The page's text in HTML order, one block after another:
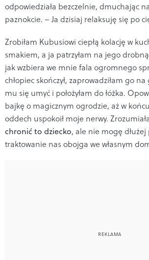
odpowiedziała bezczelnie, dmuchając
paznokcie. – Ja dzisiaj relaksuję się po
Zrobiłam Kubusiowi ciepłą kolację w
smakiem, a ja patrzyłam na jego
jak wzbiera we mnie fala ogromnego
chłopiec skończył, zaprowadziłam go
mu się umyć i położyłam do łóżka.
bajkę o magicznym ogrodzie, aż w
oddech uspokoił moje nerwy.
chronić to dziecko, ale nie mogę
traktowanie nas obojga we własnym